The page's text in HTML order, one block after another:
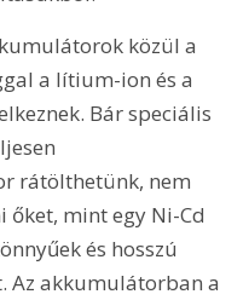
közül a
a lítium-ion és a
Bár speciális
rátölthetünk, nem
őket, mint egy Ni-Cd
és hosszú
Az akkumulátorban a